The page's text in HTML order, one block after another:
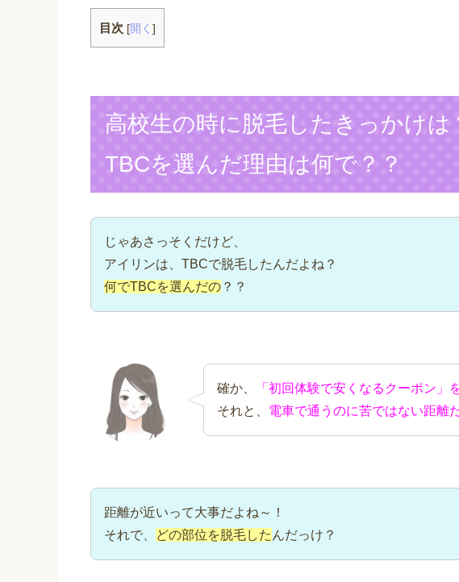
目次 [開く ]
高校生の時に脱毛したきっかけは
TBCを選んだ理由は何で？？
じゃあさっそくだけど、
アイリンは、TBCで脱毛したんだよね？
何でTBCを選んだの ？？
確か、 「初回体験で安くなるクーポン」
それと、 電車で通うのに苦ではない距離
距離が近いって大事だよね～！
それで、
どの部位を脱毛した んだっけ？